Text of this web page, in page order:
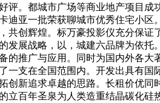
。都城市广场等商业地产项目成
亚一批荣获聊城市优秀住宅小区
共创辉煌。标万豪投影仪充分保证
展战略，以，城建六品牌为依托
的推广与应用。同时为国内外各大
支在全国范围内。开发出具有国
新追求卓越的思路。长租价优同
百年圣泉为人类造重结晶碳化硅